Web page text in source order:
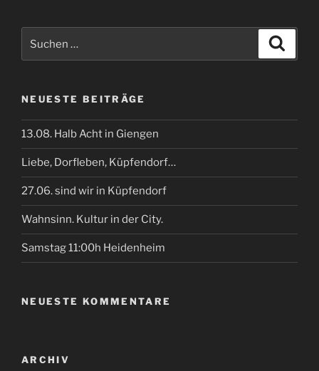
nach:
NEUESTE BEITRÄGE
13.08. Halb Acht in Giengen
Liebe, Dorfleben, Küpfendorf…
27.06. sind wir in Küpfendorf
Wahnsinn. Kultur in der City.
Samstag 11:00h Heidenheim
NEUESTE KOMMENTARE
ARCHIV